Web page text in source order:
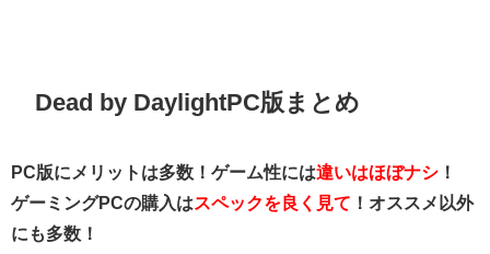
Dead by DaylightPC版まとめ
PC版にメリットは多数！ゲーム性には違いはほぼナシ ！
ゲーミングPCの購入はスペックを良く見て ！オススメ以外
にも多数！